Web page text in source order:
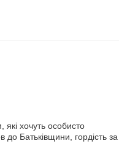
які хочуть особисто
Батьківщини, гордість за